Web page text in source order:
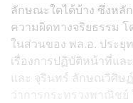
ลักษณะใดได้บ้าง ซึ่งห
ความผิดทางจริยธรรม
ในส่วนของ พล.อ. ประยุ
เรื่องการปฏิบัติหน้าที่แ
และ จุรินทร์ ลักษณวิศิษ
ว่าการกระทรวงพาณิชย์